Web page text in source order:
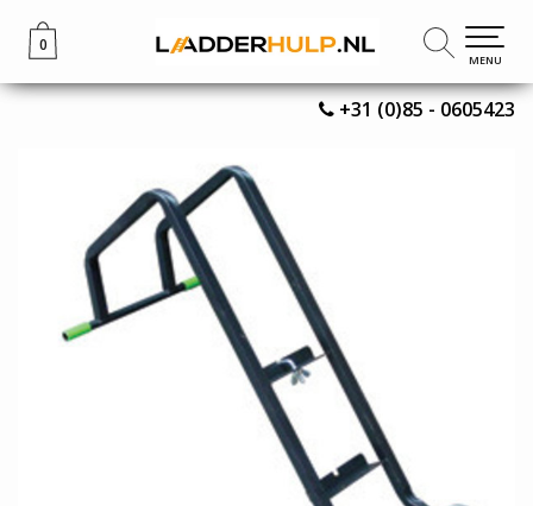
+31 (0)85 - 0605423
0
MENU
0
MENU